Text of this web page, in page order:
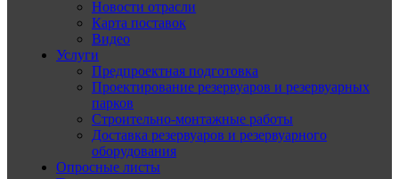
Новости отрасли
Карта поставок
Видео
Услуги
Предпроектная подготовка
Проектирование резервуаров и резервуарных
парков
Строительно-монтажные работы
Доставка резервуаров и резервуарного
оборудования
Опросные листы